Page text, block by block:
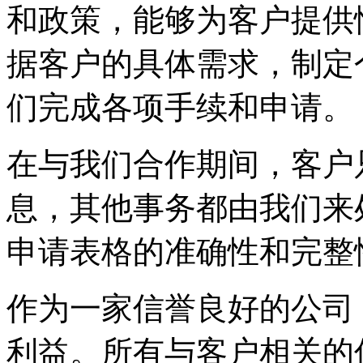
和政策，能够为客户提
据客户的具体需求，制
们完成各项手续和申请。
在与我们合作期间，客
息，其他事务都由我们
申请表格的准确性和完
作为一家信誉良好的公
利益。所有与客户相关